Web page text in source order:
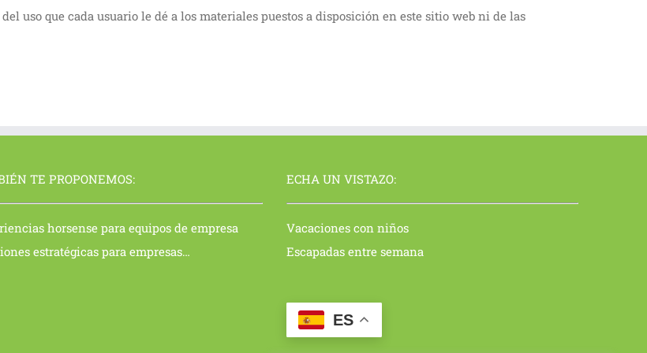
uso que cada usuario le dé a los materiales puestos a disposición en este sitio web ni de las
TE PROPONEMOS:
horsense para equipos de empresa
estratégicas para empresas…
ECHA UN VISTAZO:
Vacaciones con niños
Escapadas entre semana
ES